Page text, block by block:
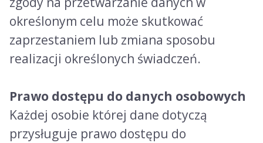
określonym celu może skutkować
zaprzestaniem lub zmiana sposobu
realizacji określonych świadczeń.
Prawo dostępu do danych osobowych
Każdej osobie której dane dotyczą
przysługuje prawo dostępu do